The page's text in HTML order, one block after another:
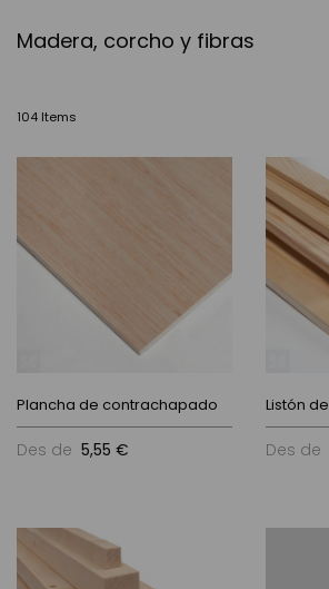
Madera, corcho y fibras
104 Items
Plancha de contrachapado
Des de 5,55 €
Listón
Des de